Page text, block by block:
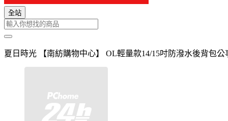
全站
夏日時光 【南紡購物中心】 OL輕量款14/15吋防潑水後背包公